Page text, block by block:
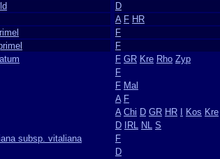
D
A F HR
F
F
F GR Kre Rho Zyp
F
F Mal
A F
A Chi D GR HR Kos Kre
D IRL NL S
subsp. vitaliana
F
D